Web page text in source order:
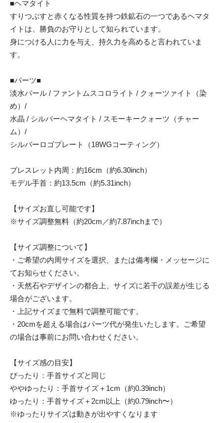
■ヘマタイト
すりつぶすと赤くなる性質を持つ鉄鉱石の一つであるヘマタ
イトは、勝負のお守りとして知られています。
身につける人に力を与え、持久力を高めると言われていま
す。
■パーツ■
淡水パール / ファントムスコロライト / クォーツァイト（染
め）/
水晶 / シルバーヘマタイト / スモーキークォーツ（チャー
ム）/
シルバーロゴプレート（18WGコーティング）
ブレスレット内周：約16cm（約6.30inch）
モデル手首：約13.5cm（約5.31inch）
【サイズお直し可能です】
※サイズ調整無料（約20cm／約7.87inchまで）
【サイズ調整について】
・ご希望の内周サイズを選択、または備考欄・メッセージに
てお知らせください。
・天然石やデザインの都合上、サイズに若干の誤差が生じる
場合がございます。
・上記サイズまで無料で調整可能です。
・20cmを超える場合はパーツ代が発生いたします。ご希望
の場合は事前にお問い合わせください。
【サイズ感の目安】
ぴったり：手首サイズと同じ
ややゆったり：手首サイズ＋1cm（約0.39inch）
ゆったり：手首サイズ＋2cm以上（約0.79inch〜）
※ゆったりサイズは動きが出やすくなります